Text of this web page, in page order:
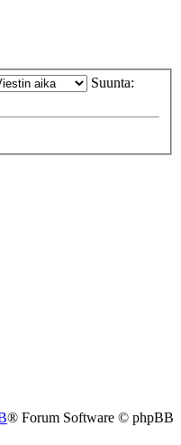
Suunta:
® Forum Software © phpBB